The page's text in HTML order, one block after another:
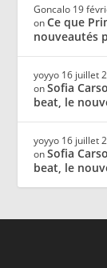
Goncalo 19
onCe que
nouveautés
yoyyo 16 juillet
onSofia
beat, le
yoyyo 16 juillet
onSofia
beat, le